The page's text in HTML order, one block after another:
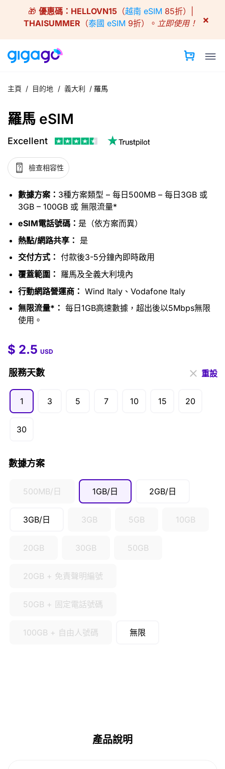
🎁 優惠碼： HELLOVN15（越南 eSIM 85折）|
THAISUMMER （泰國 eSIM 9折）。 立即使用！ ×
主頁 / 目的地 / 義大利 / 羅馬
羅馬 eSIM
Excellent
檢查相容性
數據方案： 3種方案類型 – 每日500MB – 每日3GB 或
3GB – 100GB 或 無限流量*
eSIM電話號碼： 是（依方案而異）
熱點/網路共享： 是
交付方式： 付款後3-5分鐘內即時啟用
覆蓋範圍： 羅馬及全義大利境內
行動網路營運商： Wind Italy、Vodafone Italy
無限流量*： 每日1GB高速數據，超出後以5Mbps無限
使用。
$ 2.5 –$
服務天數
1 3 5 7 10 15 20
30
數據方案
500MB/日 1GB/日 2GB/日
3GB/日 3GB 5GB 10GB
20GB 30GB 50GB
20GB + 免責聲明編號
50GB + 固定電話號碼
100GB + 自由人號碼 無限
重設
$ 2.5 USD
產品說明